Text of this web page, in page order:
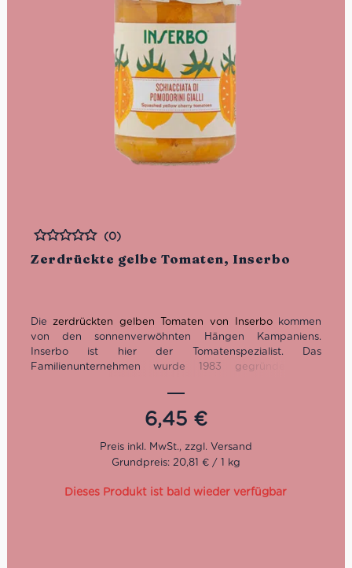
Zerdrückte gelbe Tomaten, Inserbo
Bewertet
(0)
Die zerdrückten gelben Tomaten von Inserbokommen
von den sonnenverwöhnten Hängen Kampaniens.
Inserbo ist hier der Tomatenspezialist. Das
Familienunternehmen wurde 1983 gegründet und
mit authentischen Sugi nach originaler Rezeptur und
feinsten Tomatenkonserven. Die gelben Tomaten gelten
als Juwel unter ihres gleichen und stammen aus den
Anbaugebieten Agro Sarnese Nocerino, Monti Lattari als
auch von den Hängen des Vesuvs.
6,45 €
Grundpreis: 20,81 € / 1 kg
Dieses Produkt ist bald wieder verfügbar